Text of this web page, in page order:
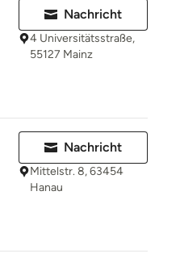
Nachricht
4 Universitätsstraße,
55127 Mainz
Nachricht
Mittelstr. 8, 63454
Hanau